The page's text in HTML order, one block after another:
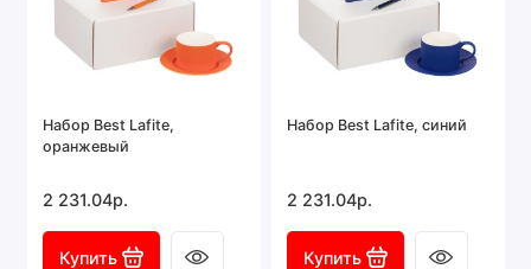
Набор Best Lafite,
оранжевый
2 231.04р.
Купить
Набор Best Lafite, синий
2 231.04р.
Купить